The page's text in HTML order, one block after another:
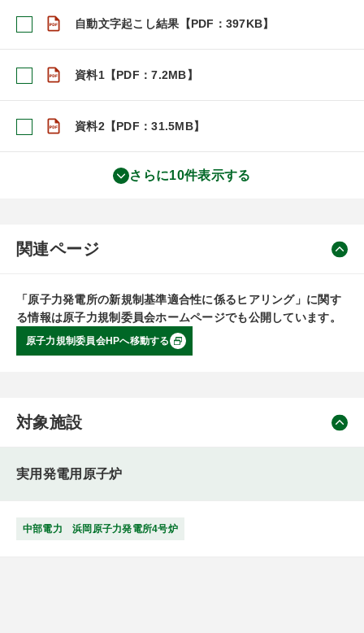
自動文字起こし結果【PDF：397KB】
資料1【PDF：7.2MB】
資料2【PDF：31.5MB】
さらに10件表示する
関連ページ
「原子力発電所の新規制基準適合性に係るヒアリング」に関す
る情報は原子力規制委員会ホームページでも公開しています。
原子力規制委員会HPへ移動する
対象施設
実用発電用原子炉
中部電力 浜岡原子力発電所4号炉